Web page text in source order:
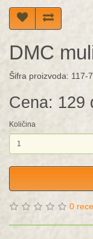
DMC
Šifra proizvoda: 117-
Cena: 129
Količina
0